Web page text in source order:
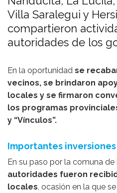
Villa Saralegui y
compartieron
autoridades de los
En la oportunidad se
vecinos, se brindaron
locales y se firmaron
los programas provinciales
y “Vínculos”.
Importantes
En su paso por la comuna de
autoridades fueron
locales, ocasión en la que